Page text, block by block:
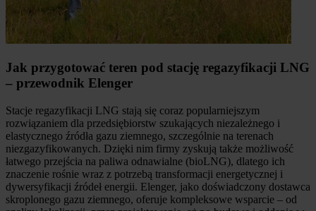
Jak przygotować teren pod stację regazyfikacji LNG
– przewodnik Elenger
Stacje regazyfikacji LNG stają się coraz popularniejszym
rozwiązaniem dla przedsiębiorstw szukających niezależnego i
elastycznego źródła gazu ziemnego, szczególnie na terenach
niezgazyfikowanych. Dzięki nim firmy zyskują także możliwość
łatwego przejścia na paliwa odnawialne (bioLNG), dlatego ich
znaczenie rośnie wraz z potrzebą transformacji energetycznej i
dywersyfikacji źródeł energii. Elenger, jako doświadczony dostawca
skroplonego gazu ziemnego, oferuje kompleksowe wsparcie – od